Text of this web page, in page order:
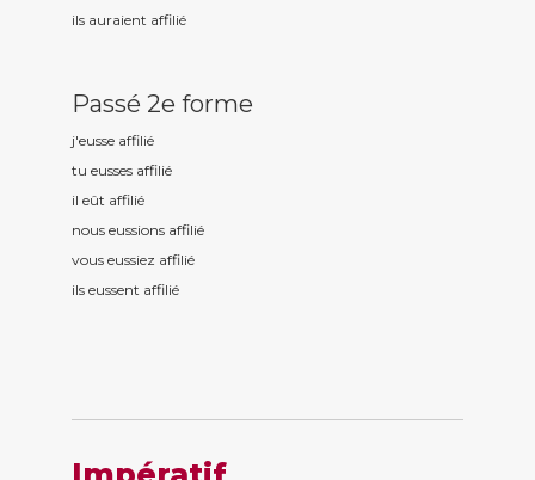
ils auraient affilié
Passé 2e forme
j'eusse affilié
tu eusses affilié
il eût affilié
nous eussions affilié
vous eussiez affilié
ils eussent affilié